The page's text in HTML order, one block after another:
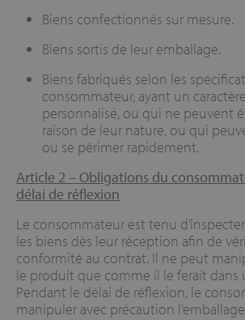
Biens confectionnés sur mesure.
Biens sortis de leur emballage.
Biens fabriqués selon les
consommateur, ayant un
personnalisé, ou qui ne peuvent
raison de leur nature, ou qui
ou se périmer rapidement.
Article 2 – Obligations du
délai de réflexion
Le consommateur est tenu
les biens dès leur réception afin de
conformité au contrat. Il ne peut
le produit que comme il le ferait dans
Pendant le délai de réflexion, le
manipuler avec précaution